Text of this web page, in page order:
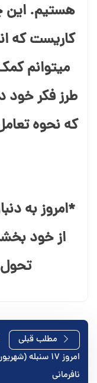
هستیم. این
کاریست که
میتوانم
طرز فکر خود
که نحوه
*امروز به
از خود
راهبری
نوشته
مطلب قبلی
امروز ۱۷ سنبله
نافرمانی